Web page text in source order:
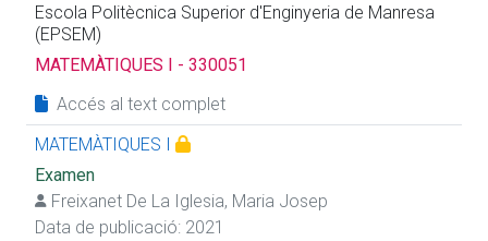
Escola Politècnica Superior d'Enginyeria de Manresa
(EPSEM)
MATEMÀTIQUES I - 330051
Accés al text complet
MATEMÀTIQUES I
Examen
Freixanet De La Iglesia, Maria Josep
Data de publicació: 2021